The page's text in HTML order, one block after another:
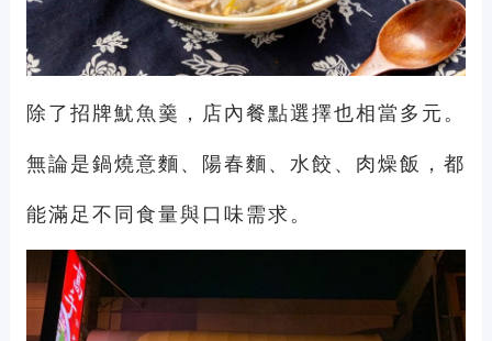
除了招牌魷魚羹，店內餐點選擇也相當多元。
無論是鍋燒意麵、陽春麵、水餃、肉燥飯，都
能滿足不同食量與口味需求。